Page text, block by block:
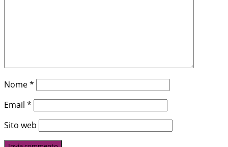
Nome*
Email *
Sito web